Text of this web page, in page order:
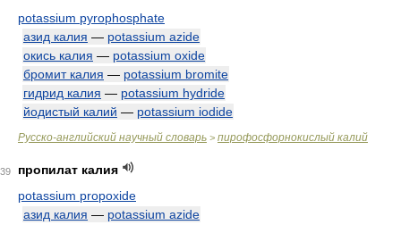
potassium pyrophosphate
азид калия — potassium azide
окись калия — potassium oxide
бромит калия — potassium bromite
гидрид калия — potassium hydride
йодистый калий — potassium iodide
Русско-английский научный словарь > пирофосфорнокислый калий
39
пропилат калия
potassium propoxide
азид калия — potassium azide